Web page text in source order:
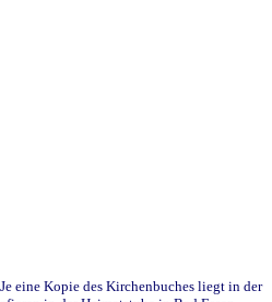
eine Kopie des Kirchenbuches liegt in der